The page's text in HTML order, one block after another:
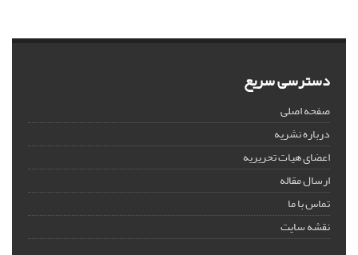
دسترسی سریع
صفحه اصلی
درباره نشریه
اعضای هیات تحریریه
ارسال مقاله
تماس با ما
نقشه سایت